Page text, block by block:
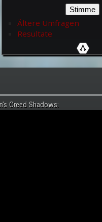
Ältere Umfragen
Resultate
Creed Shadows: